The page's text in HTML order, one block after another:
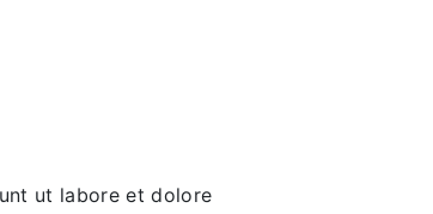
ut labore et dolore